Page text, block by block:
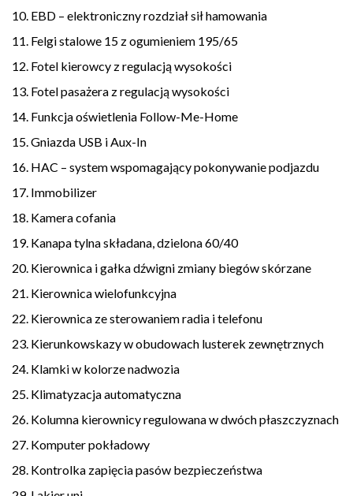
10. EBD – elektroniczny rozdział sił hamowania
11. Felgi stalowe 15 z ogumieniem 195/65
12. Fotel kierowcy z regulacją wysokości
13. Fotel pasażera z regulacją wysokości
14. Funkcja oświetlenia Follow-Me-Home
15. Gniazda USB i Aux-In
16. HAC – system wspomagający pokonywanie podjazdu
17. Immobilizer
18. Kamera cofania
19. Kanapa tylna składana, dzielona 60/40
20. Kierownica i gałka dźwigni zmiany biegów skórzane
21. Kierownica wielofunkcyjna
22. Kierownica ze sterowaniem radia i telefonu
23. Kierunkowskazy w obudowach lusterek zewnętrznych
24. Klamki w kolorze nadwozia
25. Klimatyzacja automatyczna
26. Kolumna kierownicy regulowana w dwóch płaszczyznach
27. Komputer pokładowy
28. Kontrolka zapięcia pasów bezpieczeństwa